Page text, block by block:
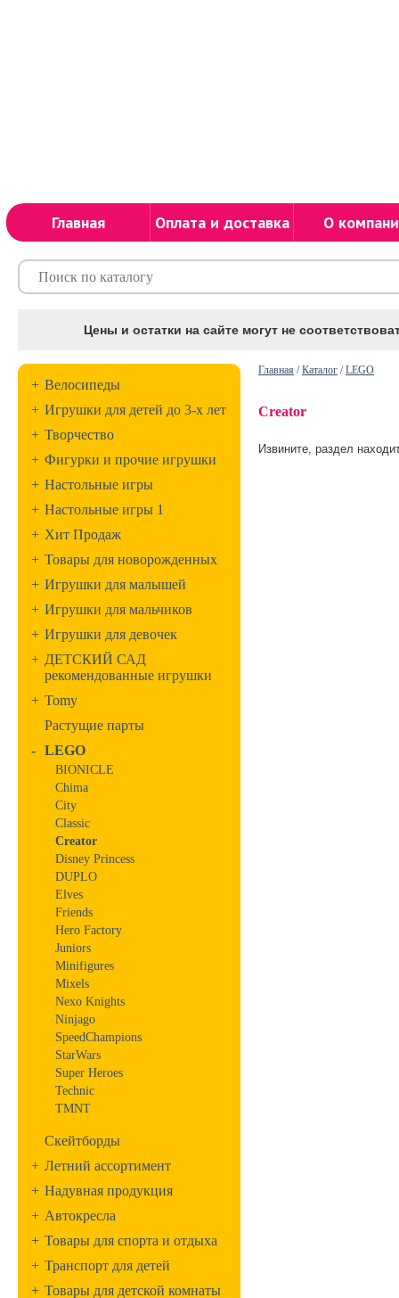
Главная Оплата и доставка О
Цены и остатки на сайте могут не
+ Велосипеды
+ Игрушки для детей до 3-х лет
+ Творчество
+ Фигурки и прочие игрушки
+ Настольные игры
+ Настольные игры 1
+ Хит Продаж
+ Товары для новорожденных
+ Игрушки для малышей
+ Игрушки для мальчиков
+ Игрушки для девочек
+ ДЕТСКИЙ САД
рекомендованные игрушки
+ Tomy
Растущие парты
- LEGO
BIONICLE
Chima
City
Classic
Creator
Disney Princess
DUPLO
Elves
Friends
Hero Factory
Juniors
Minifigures
Mixels
Nexo Knights
Ninjago
SpeedChampions
StarWars
Super Heroes
Technic
TMNT
Скейтборды
+ Летний ассортимент
+ Надувная продукция
+ Автокресла
+ Товары для спорта и отдыха
+ Транспорт для детей
+ Товары для детской комнаты
Главная /Каталог /LEGO
Creator
Извините, раздел